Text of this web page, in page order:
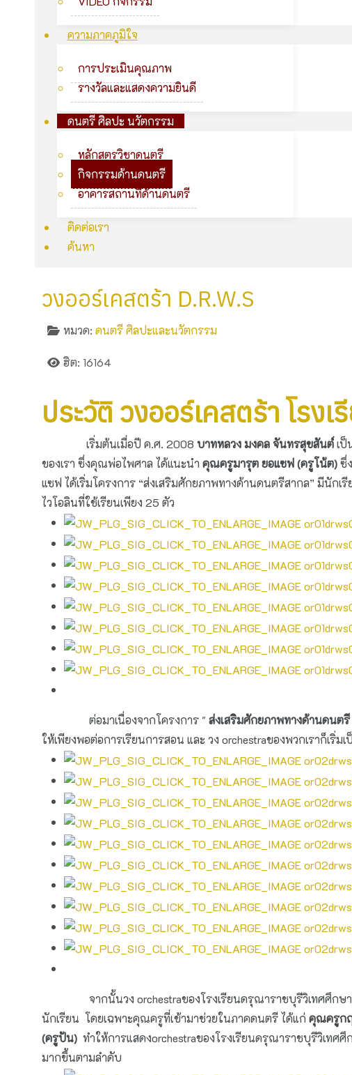
ความภาคภูมิใจ
การประเมินคุณภาพ
รางวัลและแสดงความยินดี
ดนตรี ศิลปะ นวัตกรรม
หลักสูตรวิชาดนตรี
กิจกรรมด้านดนตรี
อาคารสถานที่ด้านดนตรี
ติดต่อเรา
ค้นหา
วงออร์เคสตร้า D.R.W.S
หมวด:ดนตรี ศิลปะและนวัตกรรม
ฮิต: 16164
ประวัติ วงออร์เคสตร้า โรง
เริ่มต้นเมื่อปี ค.ศ. 2008บาทหลวง มงคล จันทรสุขสันต์เป็
ของเรา ซึ่งคุณพ่อไพศาล ได้แนะนำคุณครูมารุต ยอแซฟ (ครูโน้ต)ซึ่
แซฟ ได้เริ่มโครงการ “ส่งเสริมศักยภาพทางด้านดนตรีสากล” มีนัก
ไวโอลินที่ใช้เรียนเพียง 25 ตัว
ต่อมาเนื่องจากโครงการ "ส่งเสริมศักยภาพทางด้านดนตรี
ให้เพียงพอต่อการเรียนการสอน และ วง orchestraของพวกเราก็เริ่
จากนั้นวง orchestraของโรงเรียนดรุณาราชบุรีวิเทศศึกษาก็เ
นักเรียน โดยเฉพาะคุณครูที่เข้ามาช่วยในภาคดนตรี ได้แก่คุณครูก
(ครูปัน) ทำให้การแสดงorchestraของโรงเรียนดรุณาราชบุรีวิเท
มากขึ้นตามลำดับ